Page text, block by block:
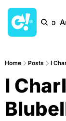
Início
Home Posts I
I